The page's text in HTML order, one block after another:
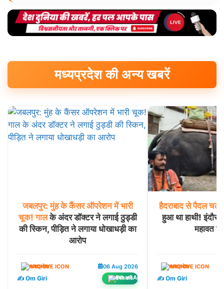
मध्यप्रदेश की अन्य खबरें
जबलपुर: मुंह के कैंसर ऑपरेशन में भारी
चूक! गालके अंदर डॉक्टर ने लगाई ठुड्डी
की स्किन, पीड़ित ने लगाया धोखाधड़ी का
आरोप
मध्यप्रदेश 06 Aug 2026
✍️ Om Giri शेयर करें
हैदराबाद से पैदल
हुआ था हाथी! इंदौर
महावत
मध्यप्रदेश
✍️ Om Giri